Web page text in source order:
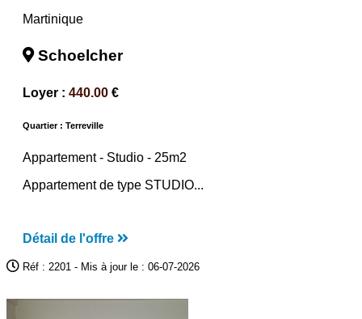
Martinique
Schoelcher
Loyer : 440.00 €
Quartier : Terreville
Appartement - Studio - 25m2
Appartement de type STUDIO...
Détail de l'offre
Réf : 2201 - Mis à jour le : 06-07-2026